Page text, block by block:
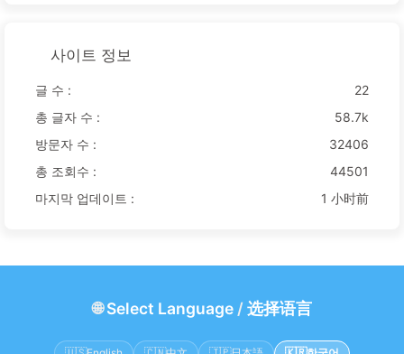
사이트 정보
글 수 :
22
총 글자 수 :
58.7k
방문자 수 :
32406
총 조회수 :
44501
마지막 업데이트 :
1 小时前
🌐Select Language/ 选择语言